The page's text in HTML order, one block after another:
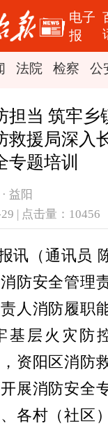
电子
报
法院 检察 公
担当 筑牢乡
救援局深入
题培训
益阳
| 点击量：10456
讯（通讯员
防安全管理
人消防履职
基层火灾防
资阳区消防
展消防安全
各村（社区